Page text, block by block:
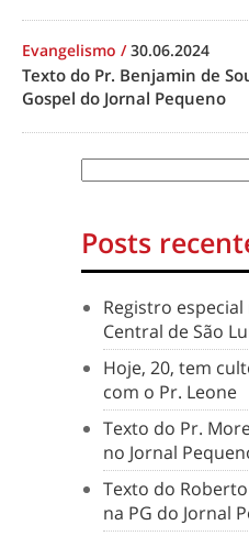
Evangelismo /30.06.2024
Texto do Pr. Benjamin de
Gospel do Jornal Pequeno
Posts
Registro
Central de São
Hoje, 20, tem
com o Pr. Leone
Texto do Pr.
no Jornal
Texto do
na PG do Jornal